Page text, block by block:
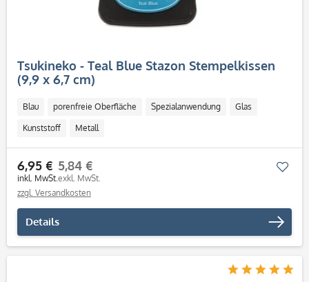
Tsukineko - Teal Blue Stazon Stempelkissen
(9,9 x 6,7 cm)
Blau porenfreie Oberfläche Spezialanwendung Glas
Kunststoff Metall
6,95 €
inkl. MwSt.
5,84 €
exkl. MwSt.
zzgl. Versandkosten
Details